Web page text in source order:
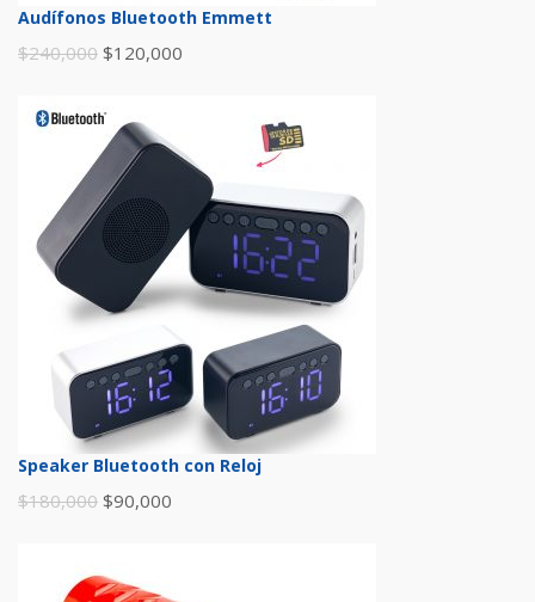
Audífonos Bluetooth Emmett
$240,000 $120,000
Speaker Bluetooth con Reloj
$180,000 $90,000